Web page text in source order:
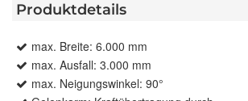
Produktdetails
max. Breite: 6.000 mm
max. Ausfall: 3.000 mm
max. Neigungswinkel: 90°